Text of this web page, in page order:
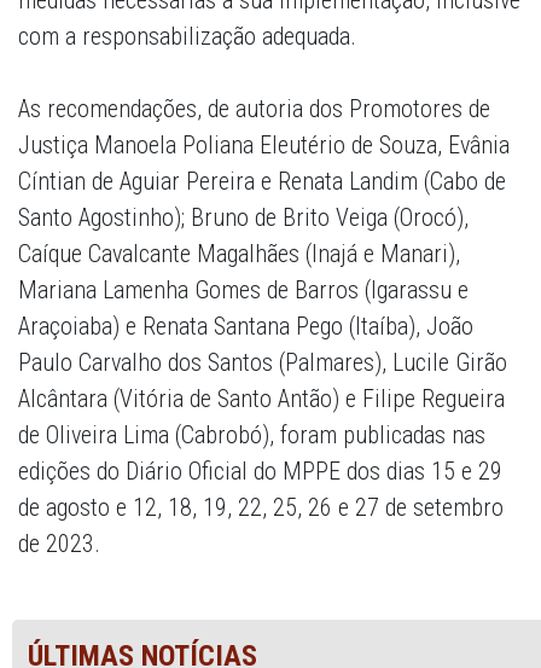
com a responsabilização adequada.
As recomendações, de autoria dos Promotores de
Justiça Manoela Poliana Eleutério de Souza, Evânia
Cíntian de Aguiar Pereira e Renata Landim (Cabo de
Santo Agostinho); Bruno de Brito Veiga (Orocó),
Caíque Cavalcante Magalhães (Inajá e Manari),
Mariana Lamenha Gomes de Barros (Igarassu e
Araçoiaba) e Renata Santana Pego (Itaíba), João
Paulo Carvalho dos Santos (Palmares), Lucile Girão
Alcântara (Vitória de Santo Antão) e Filipe Regueira
de Oliveira Lima (Cabrobó), foram publicadas nas
edições do Diário Oficial do MPPE dos dias 15 e 29
de agosto e 12, 18, 19, 22, 25, 26 e 27 de setembro
de 2023.
ÚLTIMAS NOTÍCIAS